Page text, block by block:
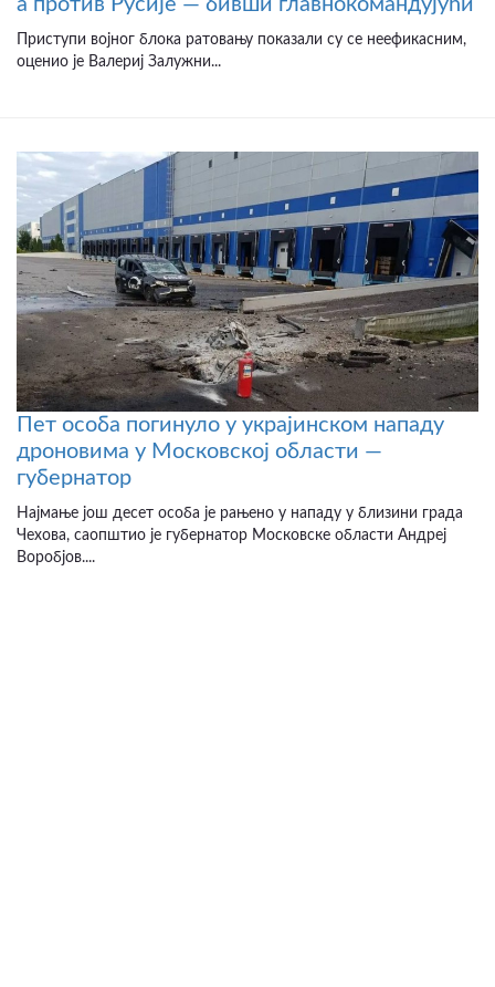
а против Русије — бивши главнокомандујући
Приступи војног блока ратовању показали су се неефикасним,
оценио је Валериј Залужни...
Пет особа погинуло у украјинском нападу
дроновима у Московској области —
губернатор
Најмање још десет особа је рањено у нападу у близини града
Чехова, саопштио је губернатор Московске области Андреј
Воробјов....